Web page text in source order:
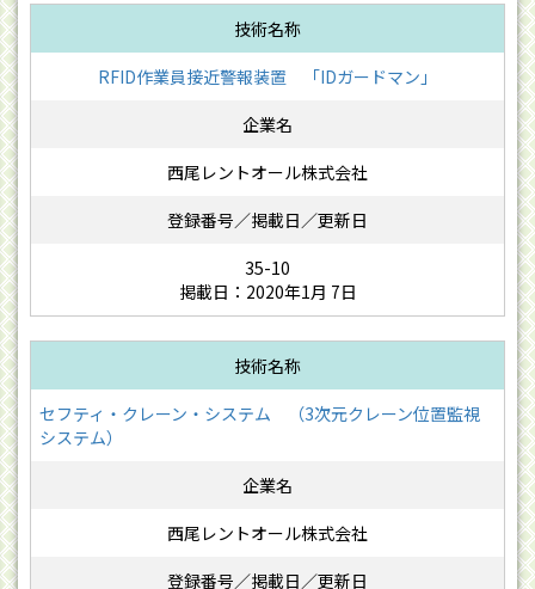
RFID作業員接近警報装置 「IDガードマン」
西尾レントオール株式会社
35-10
掲載日：2020年1月 7日
セフティ・クレーン・システム （3次元クレーン位置監視
システム）
西尾レントオール株式会社